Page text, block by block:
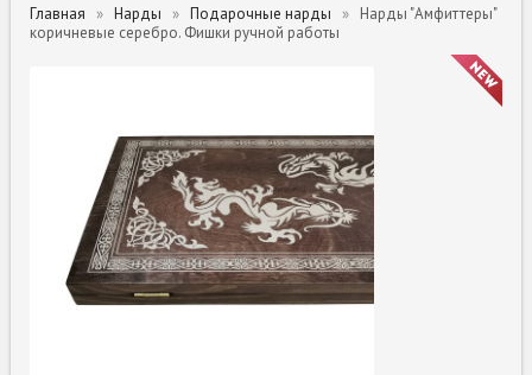
Главная Нарды Подарочные нарды
Нарды "Амфиттеры"
коричневые серебро. Фишки ручной работы